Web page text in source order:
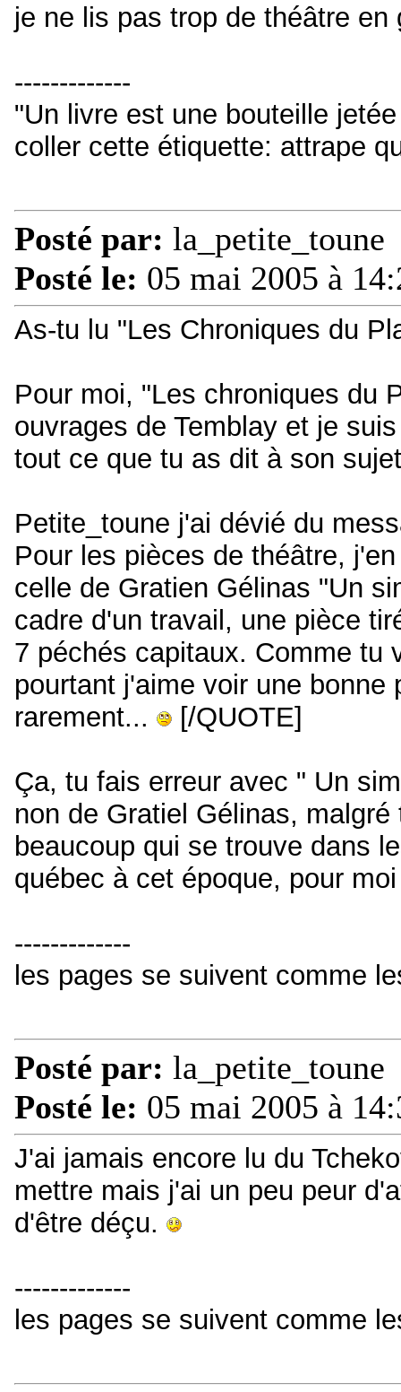
je ne lis pas trop de théâtre
-------------
"Un livre est une bouteille
coller cette étiquette: attrape
Posté par: la_petite_toune
Posté le: 05 mai 2005 à
As-tu lu "Les Chroniques du
Pour moi, "Les chroniques du
ouvrages de Temblay et je
tout ce que tu as dit à son
Petite_toune j'ai dévié du
Pour les pièces de théâtre,
celle de Gratien Gélinas "Un
cadre d'un travail, une pièce
7 péchés capitaux. Comme tu
pourtant j'aime voir une
rarement...
[/QUOTE]
Ça, tu fais erreur avec " Un
non de Gratiel Gélinas,
beaucoup qui se trouve dans
québec à cet époque, pour
-------------
les pages se suivent comme
Posté par: la_petite_toune
Posté le: 05 mai 2005 à
J'ai jamais encore lu du
mettre mais j'ai un peu peur
d'être déçu.
-------------
les pages se suivent comme